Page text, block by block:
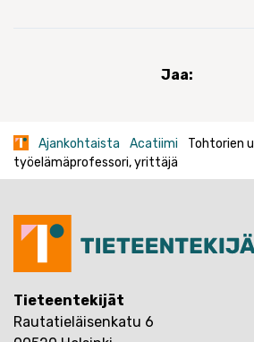
Jaa:
Ajankohtaista Acatiimi
Tohtorien
työelämäprofessori, yrittäjä
Tieteentekijät
Rautatieläisenkatu 6